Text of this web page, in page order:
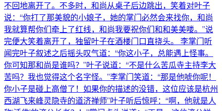
不回地离开了。不多时，和尚从桌子后边跳出，笑着对叶子
说：“你打了那美貌的小娘子，她的掌门必然会来找你，和尚
我就算帮你们牵上了红线，和尚我要祝你们和和美美喽。”说
完便大笑着离开了，独留叶子在酒楼门口直挠头。 李掌门听
闻完叶子叙述之后摇头叹气道：“你这小子，总能遇上怪事。
你可知那和尚是谁吗？”叶子说道：“不是什么苦瓜寺主持李大
苦吗？我也觉得这个名字怪。”李掌门笑道：“那是他唬你呢！
你小子是碰上高僧了！如果你的描述的没错，这位应该是杭州
西湖飞来峰灵隐寺的道济禅师”叶子听后惊呼：“啊，他就是人